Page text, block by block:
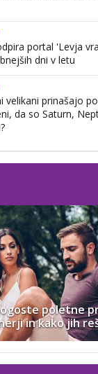
portal 'Levja
dni v letu
velikani prinašajo
da so Saturn,
poletne
in kako jih